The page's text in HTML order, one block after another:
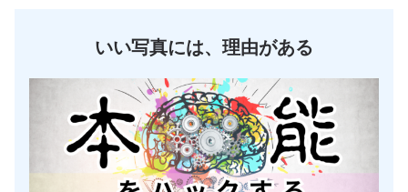
いい写真には、理由がある